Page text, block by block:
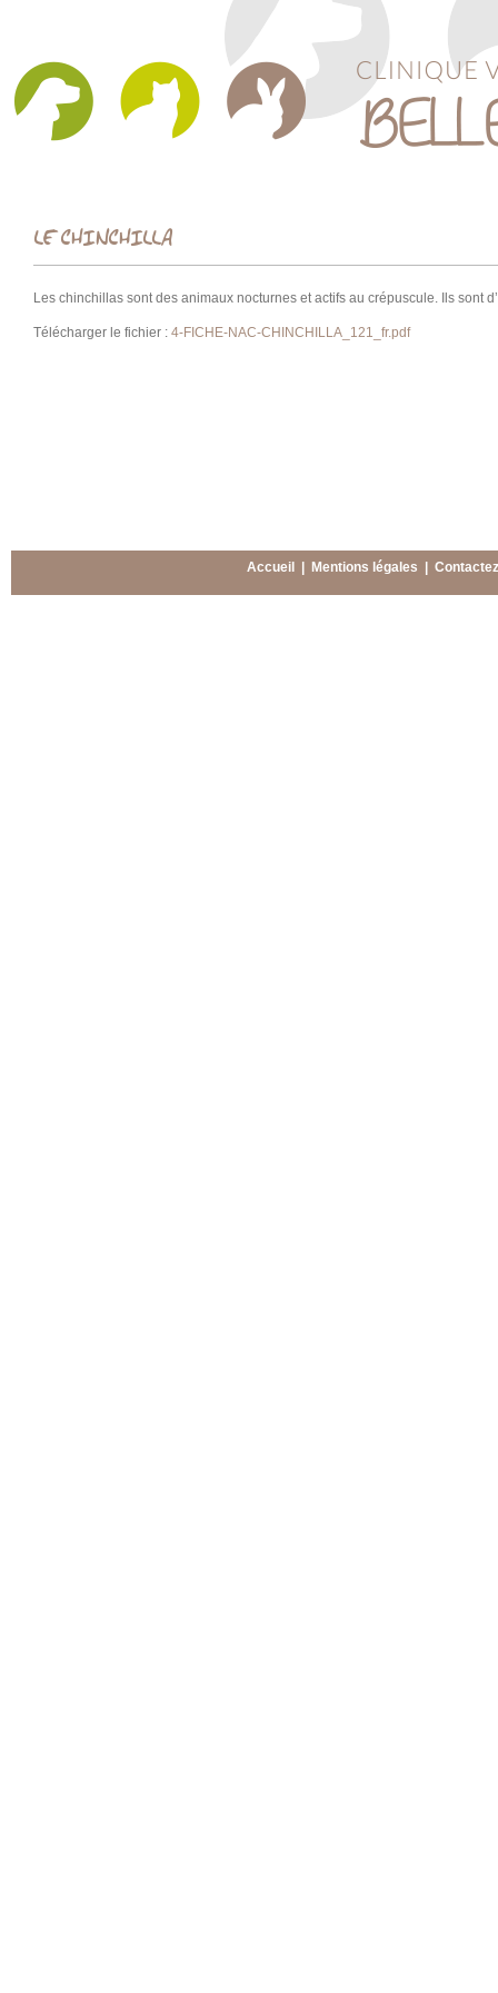
LE CHINCHILLA
Les chinchillas sont des animaux nocturnes et actifs au crépuscule. Ils sont
Télécharger le fichier : 4-FICHE-NAC-CHINCHILLA_121_fr.pdf
Accueil Mentions légales